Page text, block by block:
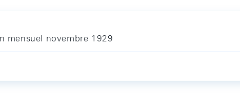
mensuel novembre 1929